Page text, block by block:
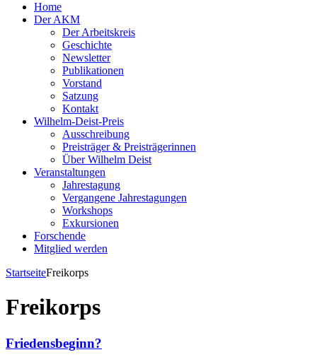
Home
Der AKM
Der Arbeitskreis
Geschichte
Newsletter
Publikationen
Vorstand
Satzung
Kontakt
Wilhelm-Deist-Preis
Ausschreibung
Preisträger & Preisträgerinnen
Über Wilhelm Deist
Veranstaltungen
Jahrestagung
Vergangene Jahrestagungen
Workshops
Exkursionen
Forschende
Mitglied werden
StartseiteFreikorps
Freikorps
Friedensbeginn?